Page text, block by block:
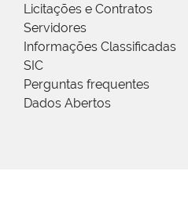
Licitações e Contratos
Servidores
Informações Classificadas
SIC
Perguntas frequentes
Dados Abertos